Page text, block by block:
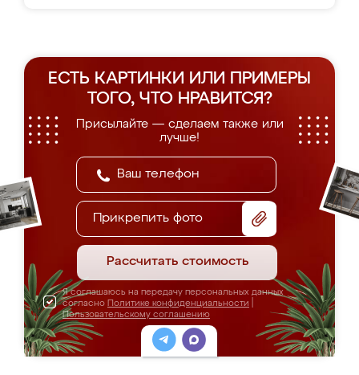
ЕСТЬ КАРТИНКИ ИЛИ ПРИМЕРЫ
ТОГО, ЧТО НРАВИТСЯ?
Присылайте — сделаем также или
лучше!
Прикрепить фото
Рассчитать стоимость
Я соглашаюсь на передачу персональных данных
согласно Политике конфиденциальности
Пользовательскому соглашению